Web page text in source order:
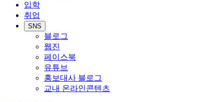
입학
취업
SNS
블로그
웹진
페이스북
유튜브
홍보대사 블로그
교내 온라인콘텐츠